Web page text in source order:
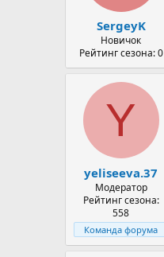
SergeyK
Новичок
Рейтинг сезона: 0
Y
yeliseeva.37
Модератор
Рейтинг сезона:
558
Команда форума